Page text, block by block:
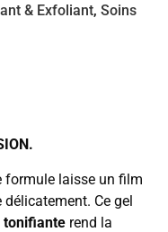
& Exfoliant, Soins
formule laisse un film
Ce gel
tonifiante rend la